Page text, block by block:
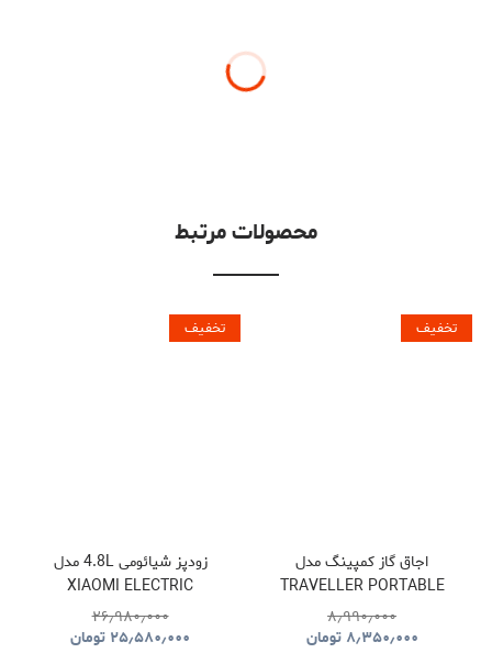
محصولات مرتبط
تخفیف
اجاق گاز کمپینگ مدل
TRAVELLER PORTABLE
BBQ HYBQ015
۸٫۹۹۰٫۰۰۰
۸٫۳۵۰٫۰۰۰ تومان
تخفیف
زودپز شیائومی 4.8L مدل
XIAOMI ELECTRIC
PRESSURE COOKER
۲۶٫۹۸۰٫۰۰۰
۲۵٫۵۸۰٫۰۰۰ تومان